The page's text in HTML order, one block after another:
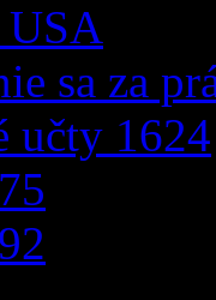
USA
sa za
učty 1624